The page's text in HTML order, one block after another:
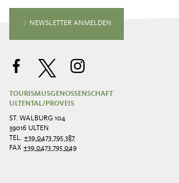
NEWSLETTER ANMELDEN
TOURISMUSGENOSSENSCHAFT
ULTENTAL/PROVEIS
ST. WALBURG 104
39016 ULTEN
TEL.+39 0473 795 387
FAX+39 0473 795 049